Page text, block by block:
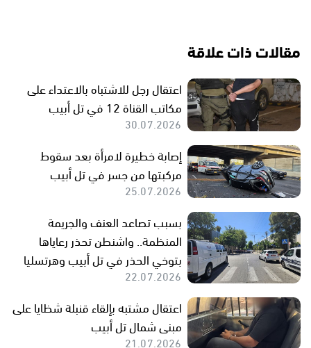
مقالات ذات علاقة
اعتقال رجل للاشتباه بالاعتداء على
مكاتب القناة 12 في تل أبيب
30.07.2026
إصابة خطيرة لامرأة بعد سقوط
مركبتها من جسر في تل أبيب
25.07.2026
بسبب تصاعد العنف والجريمة
المنظمة.. واشنطن تحذر رعاياها
بتوخي الحذر في تل أبيب وهرتسليا
22.07.2026
اعتقال مشتبه بإلقاء قنبلة شظايا على
مبنى شمال تل أبيب
21.07.2026